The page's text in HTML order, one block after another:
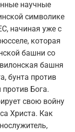
научные
символике
начиная уже с
которая
башни со
башня
бунта против
Бога.
свою войну
Христа. Как